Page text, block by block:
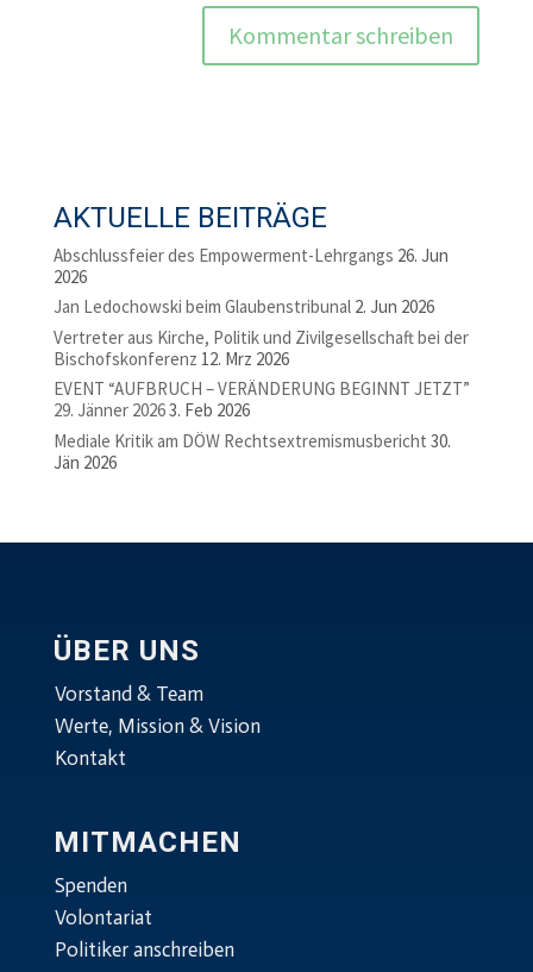
AKTUELLE BEITRÄGE
Abschlussfeier des Empowerment-Lehrgangs 26. Jun
2026
Jan Ledochowski beim Glaubenstribunal 2. Jun 2026
Vertreter aus Kirche, Politik und Zivilgesellschaft bei der
Bischofskonferenz 12. Mrz 2026
EVENT “AUFBRUCH – VERÄNDERUNG BEGINNT JETZT”
29. Jänner 20263. Feb 2026
Mediale Kritik am DÖW Rechtsextremismusbericht 30.
Jän 2026
ÜBER UNS
Vorstand & Team
Werte, Mission & Vision
Kontakt
MITMACHEN
Spenden
Volontariat
Politiker anschreiben